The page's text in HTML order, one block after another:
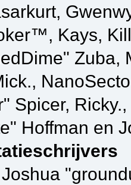
Kays,
Zuba,
Spicer,
Hoffman en